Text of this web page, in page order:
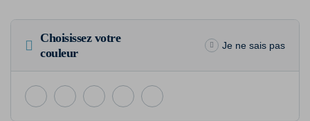
Choisissez votre
couleur
Je ne sais pas